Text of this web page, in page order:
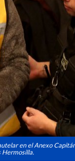
en el Anexo
Hermosilla.